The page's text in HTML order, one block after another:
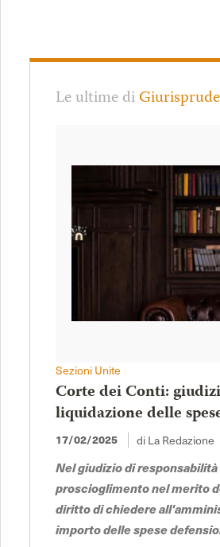
Le ultime di
Sezioni Unite
Corte dei Conti:
liquidazione delle
17/02/2025
di La Redazione
Nel giudizio di
proscioglimento nel merito
diritto di chiedere
importo delle spese